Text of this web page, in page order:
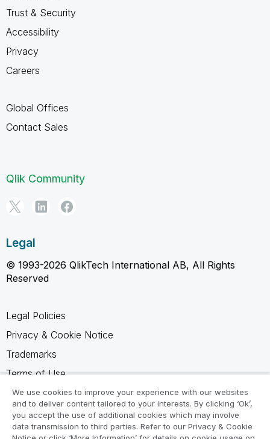
Trust & Security
Accessibility
Privacy
Careers
Global Offices
Contact Sales
Qlik Community
Legal
© 1993-2026 QlikTech International AB, All Rights
Reserved
Legal Policies
Privacy & Cookie Notice
Trademarks
Terms of Use
Legal Agreements
Product Terms
Do not share my info
We use cookies to improve your experience with our websites
and to deliver content tailored to your interests. By clicking ‘Ok’,
you accept the use of additional cookies which may involve
data transmission to third parties. Refer to our Privacy & Cookie